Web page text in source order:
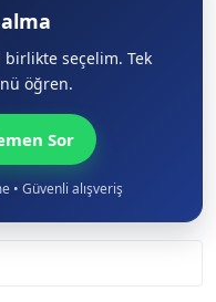
birlikte seçelim. Tek
öğren.
Sor
• Güvenli alışveriş